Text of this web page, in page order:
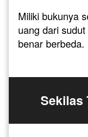
Miliki bukunya
uang dari
benar berbeda.
Sekilas